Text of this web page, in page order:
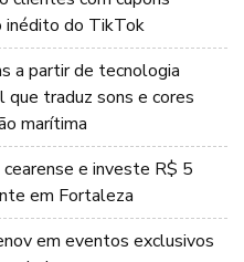
inédito do TikTok
a partir de tecnologia
que traduz sons e cores
marítima
e investe R$ 5
em Fortaleza
em eventos exclusivos